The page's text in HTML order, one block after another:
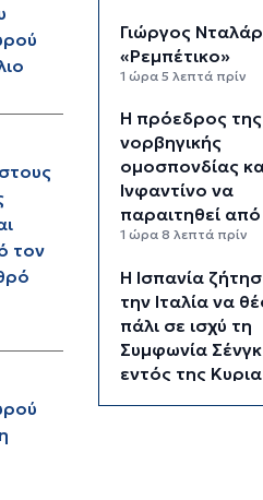
τον
Γιώργος
«Ρεμπέτικο»
1 ώρα 5 λεπτά πρίν
Η πρόεδρος της
νορβηγικής
ομοσπονδίας
Ινφαντίνο να
παραιτηθεί από
1 ώρα 8 λεπτά πρίν
H Ισπανία
την Ιταλία να
πάλι σε ισχύ τη
Συμφωνία
εντός της